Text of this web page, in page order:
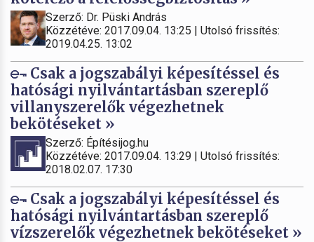
Szerző: Dr. Püski András
Közzétéve: 2017.09.04. 13:25 | Utolsó frissítés:
2019.04.25. 13:02
Csak a jogszabályi képesítéssel és
hatósági nyilvántartásban szereplő
villanyszerelők végezhetnek
bekötéseket »
Szerző: Építésijog.hu
Közzétéve: 2017.09.04. 13:29 | Utolsó frissítés:
2018.02.07. 17:30
Csak a jogszabályi képesítéssel és
hatósági nyilvántartásban szereplő
vízszerelők végezhetnek bekötéseket »